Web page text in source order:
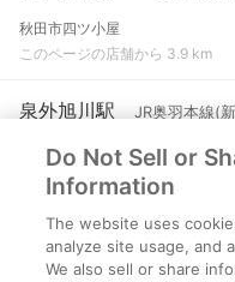
秋田市四ツ小屋
このページの店舗から 3.9 km
泉外旭川駅 JR奥羽本線(
秋田市泉菅野二丁目18番
このページの店舗から 5.7 km
新屋駅 JR羽越本線
秋田市新屋扇町
Do Not Sell or
Information
The website uses
analyze site usage, and
We also sell or share